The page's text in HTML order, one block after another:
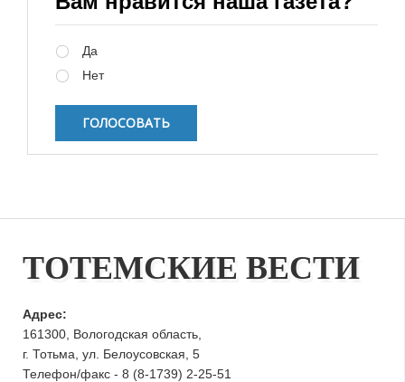
Да
Нет
ТОТЕМСКИЕ ВЕСТИ
Адрес:
161300, Вологодская область,
г. Тотьма, ул. Белоусовская, 5
Телефон/факс - 8 (8-1739) 2-25-51